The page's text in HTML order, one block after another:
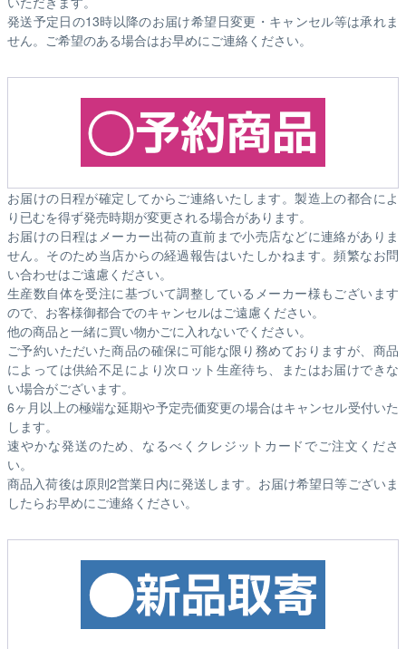
発送予定日の13時以降のお届け希望日変更・キャンセル等は承れま
せん。ご希望のある場合はお早めにご連絡ください。
お届けの日程が確定してからご連絡いたします。製造上の都合によ
り已むを得ず発売時期が変更される場合があります。
お届けの日程はメーカー出荷の直前まで小売店などに連絡がありま
せん。そのため当店からの経過報告はいたしかねます。頻繁なお問
い合わせはご遠慮ください。
生産数自体を受注に基づいて調整しているメーカー様もございます
ので、お客様御都合でのキャンセルはご遠慮ください。
他の商品と一緒に買い物かごに入れないでください。
ご予約いただいた商品の確保に可能な限り務めておりますが、商品
によっては供給不足により次ロット生産待ち、またはお届けできな
い場合がございます。
6ヶ月以上の極端な延期や予定売価変更の場合はキャンセル受付いた
します。
速やかな発送のため、なるべくクレジットカードでご注文くださ
い。
商品入荷後は原則2営業日内に発送します。お届け希望日等ございま
したらお早めにご連絡ください。